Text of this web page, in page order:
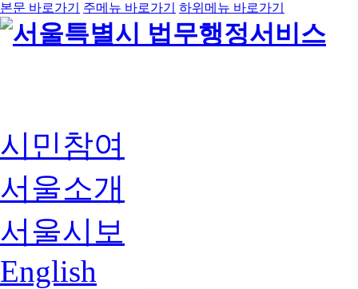
본문 바로가기 주메뉴 바로가기 하위메뉴 바로가기
시민참여
서울소개
서울시보
English